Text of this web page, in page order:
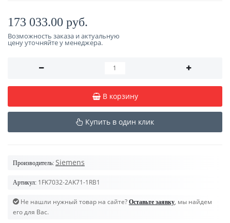
173 033.00 руб.
Возможность заказа и актуальную
цену уточняйте у менеджера.
В корзину
Купить в один клик
Производитель: Siemens
Артикул: 1FK7032-2AK71-1RB1
Не нашли нужный товар на сайте? Оставьте заявку, мы найдем
его для Вас.